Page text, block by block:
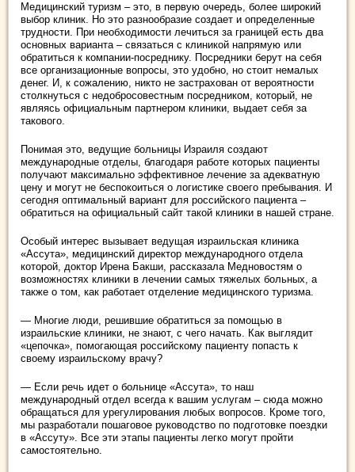
Медицинский туризм – это, в первую очередь, более широкий
выбор клиник. Но это разнообразие создает и определенные
трудности. При необходимости лечиться за границей есть два
основных варианта – связаться с клиникой напрямую или
обратиться к компании-посреднику. Посредники берут на себя
все организационные вопросы, это удобно, но стоит немалых
денег. И, к сожалению, никто не застрахован от вероятности
столкнуться с недобросовестным посредником, который, не
являясь официальным партнером клиники, выдает себя за
такового.
Понимая это, ведущие больницы Израиля создают
международные отделы, благодаря работе которых пациенты
получают максимально эффективное лечение за адекватную
цену и могут не беспокоиться о логистике своего пребывания. И
сегодня оптимальный вариант для российского пациента –
обратиться на официальный сайт такой клиники в нашей стране.
Особый интерес вызывает ведущая израильская клиника
«Ассута», медицинский директор международного отдела
которой, доктор Ирена Бакши, рассказала Медновостям о
возможностях клиники в лечении самых тяжелых больных, а
также о том, как работает отделение медицинского туризма.
— Многие люди, решившие обратиться за помощью в
израильские клиники, не знают, с чего начать. Как выглядит
«цепочка», помогающая российскому пациенту попасть к
своему израильскому врачу?
— Если речь идет о больнице «Ассута», то наш
международный отдел всегда к вашим услугам – сюда можно
обращаться для урегулирования любых вопросов. Кроме того,
мы разработали пошаговое руководство по подготовке поездки
в «Ассуту». Все эти этапы пациенты легко могут пройти
самостоятельно.